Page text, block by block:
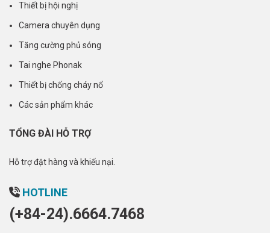
Thiết bị hội nghị
Camera chuyên dụng
Tăng cường phủ sóng
Tai nghe Phonak
Thiết bị chống cháy nổ
Các sản phẩm khác
TỔNG ĐÀI HỖ TRỢ
Hỗ trợ đặt hàng và khiếu nại.
HOTLINE
(+84-24).6664.7468